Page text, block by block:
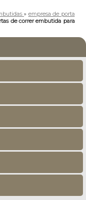
» empresa de porta
de correr embutida para